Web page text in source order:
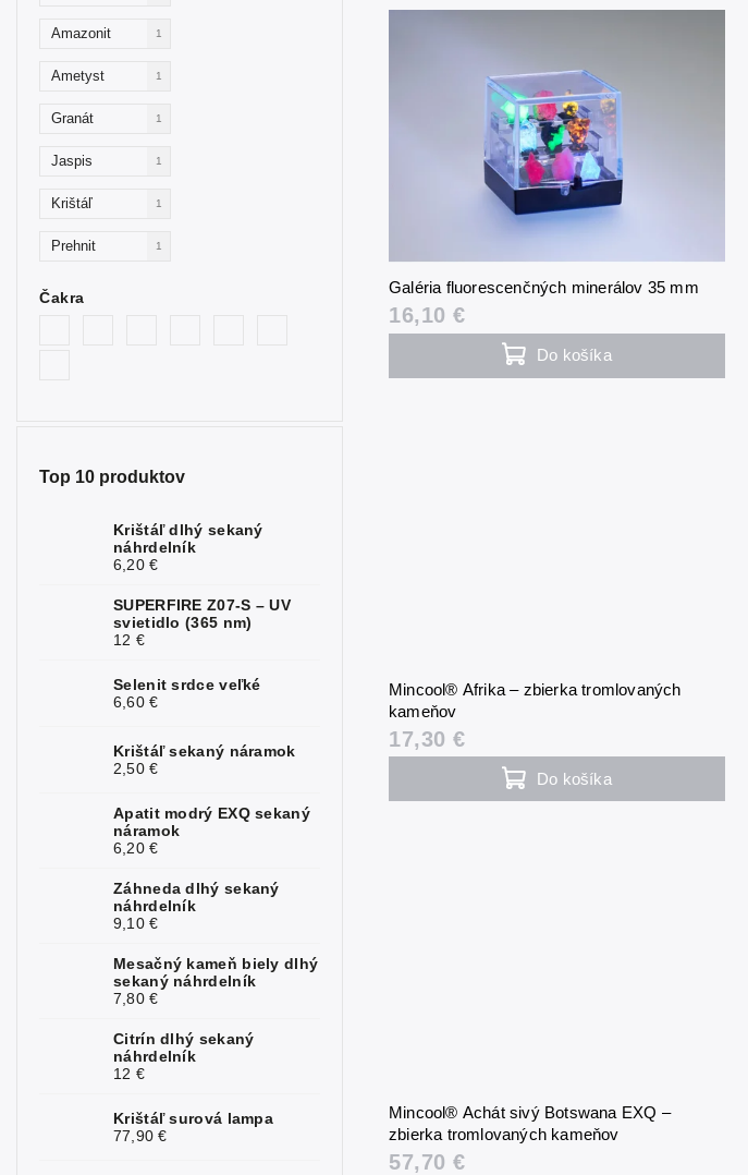
Amazonit 1
Ametyst 1
Granát 1
Jaspis 1
Krištáľ 1
Prehnit 1
Čakra
Top 10 produktov
Krištáľ dlhý sekaný
náhrdelník
6,20 €
SUPERFIRE Z07-S – UV
svietidlo (365 nm)
12 €
Selenit srdce veľké
6,60 €
Krištáľ sekaný náramok
2,50 €
Apatit modrý EXQ sekaný
náramok
6,20 €
Záhneda dlhý sekaný
náhrdelník
9,10 €
Mesačný kameň biely dlhý
sekaný náhrdelník
7,80 €
Citrín dlhý sekaný
náhrdelník
12 €
Krištáľ surová lampa
77,90 €
Galéria fluorescenčných minerálov 35 mm
16,10 €
Do košíka
Mincool® Afrika – zbierka tromlovaných
kameňov
17,30 €
Do košíka
Mincool® Achát sivý Botswana EXQ –
zbierka tromlovaných kameňov
57,70 €